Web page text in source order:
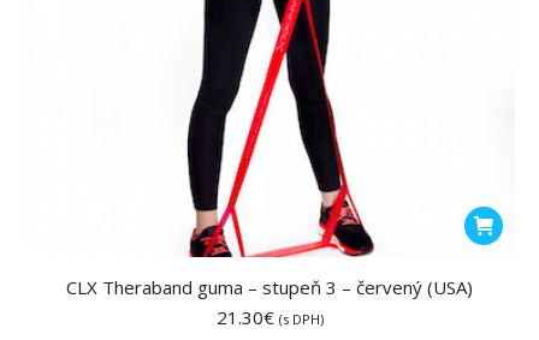
CLX Theraband guma – stupeň 3 – červený (USA)
21.30€ (s DPH)